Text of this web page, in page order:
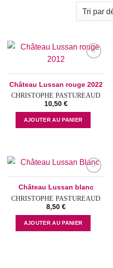
Château Lussan rouge 2022
CHRISTOPHE PASTUREAUD
10,50 €
AJOUTER AU PANIER
wishlist
Château Lussan blanc
CHRISTOPHE PASTUREAUD
8,50 €
AJOUTER AU PANIER